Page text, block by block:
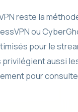
reste la
ou
pour le
aussi
pour